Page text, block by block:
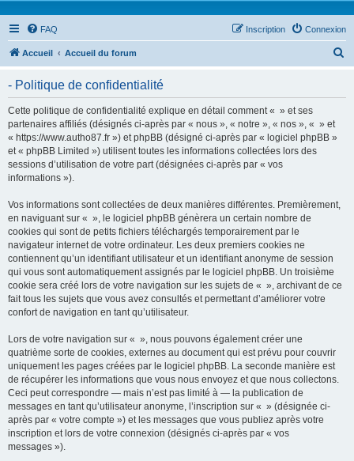
FAQ Connexion
Inscription
Accueil Accueil du forum
- Politique de confidentialité
Cette politique de confidentialité explique en détail comment « » et ses
partenaires affiliés (désignés ci-après par « nous », « notre », « nos », « » et
« https://www.autho87.fr ») et phpBB (désigné ci-après par « logiciel phpBB »
et « phpBB Limited ») utilisent toutes les informations collectées lors des
sessions d’utilisation de votre part (désignées ci-après par « vos
informations »).
Vos informations sont collectées de deux manières différentes. Premièrement,
en naviguant sur « », le logiciel phpBB génèrera un certain nombre de
cookies qui sont de petits fichiers téléchargés temporairement par le
navigateur internet de votre ordinateur. Les deux premiers cookies ne
contiennent qu’un identifiant utilisateur et un identifiant anonyme de session
qui vous sont automatiquement assignés par le logiciel phpBB. Un troisième
cookie sera créé lors de votre navigation sur les sujets de « », archivant de ce
fait tous les sujets que vous avez consultés et permettant d’améliorer votre
confort de navigation en tant qu’utilisateur.
Lors de votre navigation sur « », nous pouvons également créer une
quatrième sorte de cookies, externes au document qui est prévu pour couvrir
uniquement les pages créées par le logiciel phpBB. La seconde manière est
de récupérer les informations que vous nous envoyez et que nous collectons.
Ceci peut correspondre — mais n’est pas limité à — la publication de
messages en tant qu’utilisateur anonyme, l’inscription sur « » (désignée ci-
après par « votre compte ») et les messages que vous publiez après votre
inscription et lors de votre connexion (désignés ci-après par « vos
messages »).